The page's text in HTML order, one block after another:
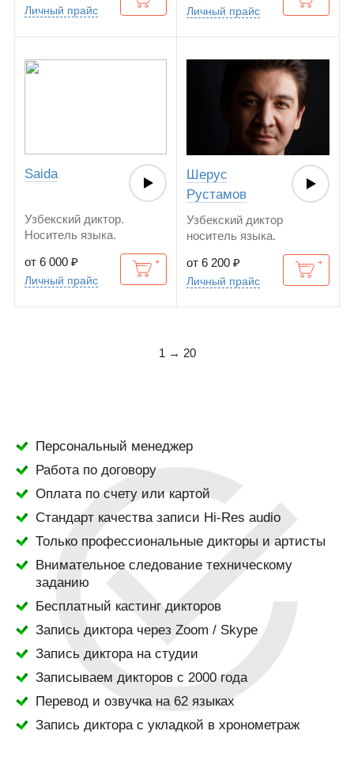
Личный прайс Личный прайс
Saida
Узбекский диктор.
Носитель языка.
от 6 000 ₽
Личный прайс
Шерус
Рустамов
Узбекский диктор
носитель языка.
от 6 200 ₽
Личный прайс
1 → 20
Персональный менеджер
Работа по договору
Оплата по счету или картой
Стандарт качества записи Hi-Res audio
Только профессиональные дикторы и артисты
Внимательное следование техническому
заданию
Бесплатный кастинг дикторов
Запись диктора через Zoom / Skype
Запись диктора на студии
Записываем дикторов с 2000 года
Перевод и озвучка на 62 языках
Запись диктора с укладкой в хронометраж